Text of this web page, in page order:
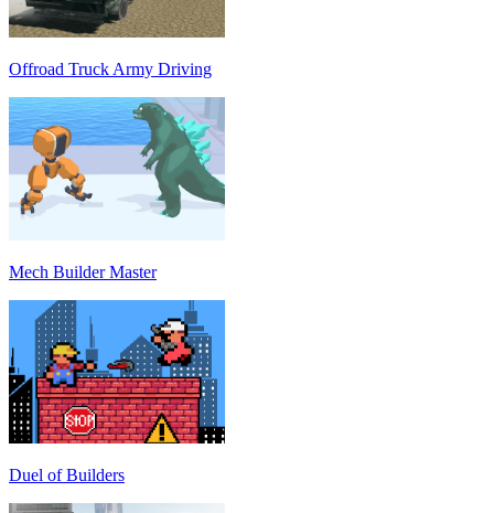
Offroad Truck Army Driving
Mech Builder Master
Duel of Builders